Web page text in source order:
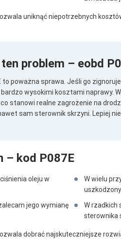
uniknąć niepotrzebnych
problem – eobd
to poważna sprawa. Jeśli go
wysokimi kosztami naprawy.
stanowi realne zagrożenie na
sam sterownik skrzyni. Lepiej
– kod P087E
oleju w
W wielu
jego wymianę
W rzadkich
sterownika
dobrać najskuteczniejsze